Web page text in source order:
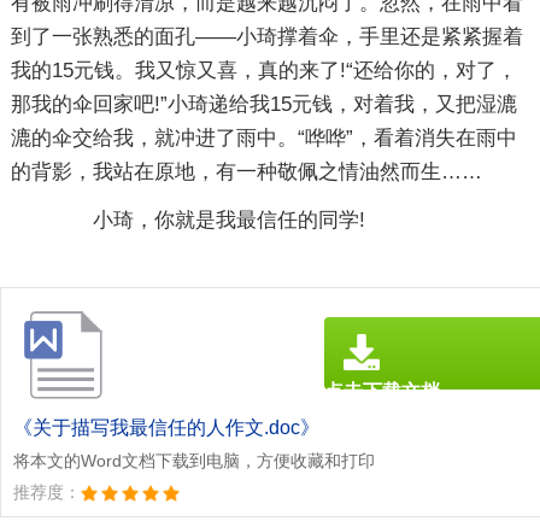
到了一张熟悉的面孔——小琦撑着伞，手里还是紧紧握着
我的15元钱。我又惊又喜，真的来了!“还给你的，对了，
那我的伞回家吧!”小琦递给我15元钱，对着我，又把湿漉
漉的伞交给我，就冲进了雨中。“哗哗”，看着消失在雨中
的背影，我站在原地，有一种敬佩之情油然而生……
小琦，你就是我最信任的同学!
《关于描写我最信任的人作文.doc》
将本文的Word文档下载到电脑，方便收藏和打印
推荐度：
点击下载文档